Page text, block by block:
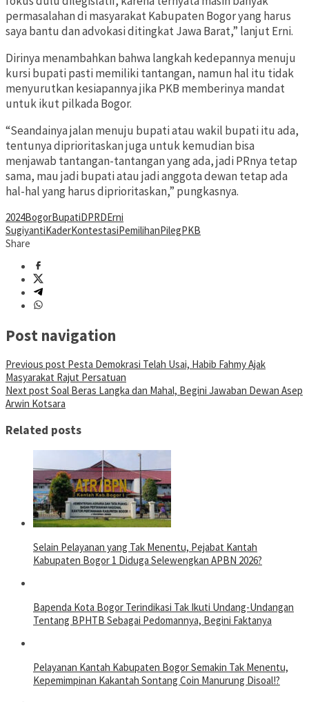
permasalahan di masyarakat Kabupaten Bogor yang harus
saya bantu dan advokasi ditingkat Jawa Barat,” lanjut Erni.
Dirinya menambahkan bahwa langkah kedepannya menuju
kursi bupati pasti memiliki tantangan, namun hal itu tidak
menyurutkan kesiapannya jika PKB memberinya mandat
untuk ikut pilkada Bogor.
“Seandainya jalan menuju bupati atau wakil bupati itu ada,
tentunya diprioritaskan juga untuk kemudian bisa
menjawab tantangan-tantangan yang ada, jadi PRnya tetap
sama, mau jadi bupati atau jadi anggota dewan tetap ada
hal-hal yang harus diprioritaskan,” pungkasnya.
2024BogorBupatiDPRDErni
SugiyantiKaderKontestasiPemilihanPilegPKB
Share
Post navigation
Previous post Pesta Demokrasi Telah Usai, Habib Fahmy Ajak
Masyarakat Rajut Persatuan
Next post Soal Beras Langka dan Mahal, Begini Jawaban Dewan Asep
Arwin Kotsara
Related posts
Selain Pelayanan yang Tak Menentu, Pejabat Kantah
Kabupaten Bogor 1 Diduga Selewengkan APBN 2026?
Bapenda Kota Bogor Terindikasi Tak Ikuti Undang-Undangan
Tentang BPHTB Sebagai Pedomannya, Begini Faktanya
Pelayanan Kantah Kabupaten Bogor Semakin Tak Menentu,
Kepemimpinan Kakantah Sontang Coin Manurung Disoal!?